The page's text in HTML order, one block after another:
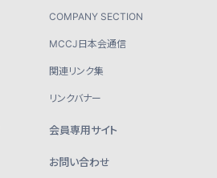
COMPANY SECTION
MCCJ日本会通信
関連リンク集
リンクバナー
会員専用サイト
お問い合わせ